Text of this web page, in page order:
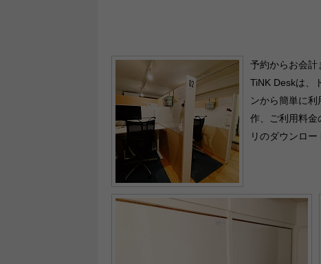
予約からお会計
TiNK Deskは、
ンから簡単に
作、ご利用料金
リのダウンロ